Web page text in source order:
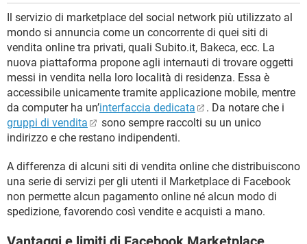
Il servizio di marketplace del social network più utilizzato al
mondo si annuncia come un concorrente di quei siti di
vendita online tra privati, quali Subito.it, Bakeca, ecc. La
nuova piattaforma propone agli internauti di trovare oggetti
messi in vendita nella loro località di residenza. Essa è
accessibile unicamente tramite applicazione mobile, mentre
da computer ha un’interfaccia dedicata
. Da notare che i
gruppi di vendita
sono sempre raccolti su un unico
indirizzo e che restano indipendenti.
A differenza di alcuni siti di vendita online che distribuiscono
una serie di servizi per gli utenti il Marketplace di Facebook
non permette alcun pagamento online né alcun modo di
spedizione, favorendo così vendite e acquisti a mano.